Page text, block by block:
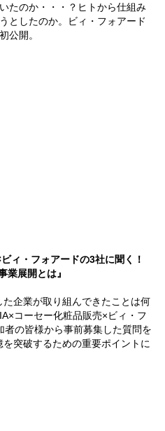
たのか・・・？ヒトから仕組み
としたのか。ビィ・フォアード
公開。
ィ・フォアードの3社に聞く！
業展開とは』
企業が取り組んできたことは何
コーセー化粧品販売×ビィ・フ
者の皆様から事前募集した質問を
突破するための重要ポイントに